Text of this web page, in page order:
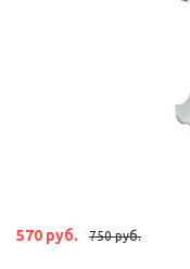
570 руб. 750 руб.